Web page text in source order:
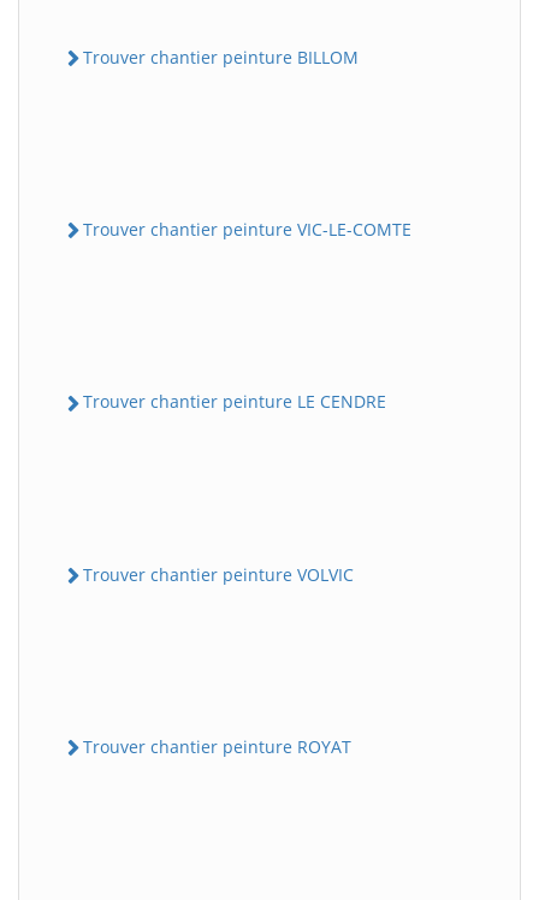
Trouver chantier peinture BILLOM
Trouver chantier peinture VIC-LE-COMTE
Trouver chantier peinture LE CENDRE
Trouver chantier peinture VOLVIC
Trouver chantier peinture ROYAT